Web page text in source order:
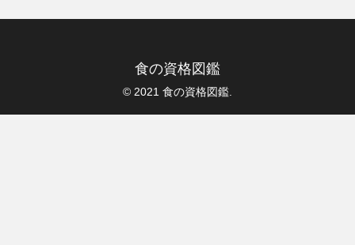
食の資格図鑑
© 2021 食の資格図鑑.